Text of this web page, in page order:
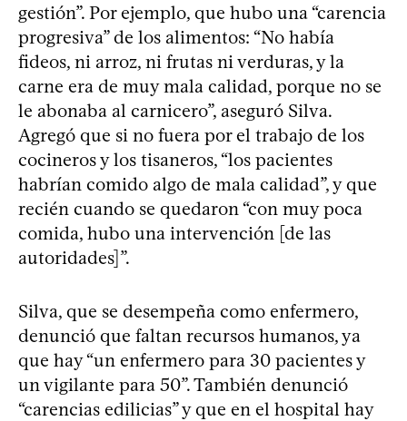
gestión”. Por ejemplo, que hubo una “carencia
progresiva” de los alimentos: “No había
fideos, ni arroz, ni frutas ni verduras, y la
carne era de muy mala calidad, porque no se
le abonaba al carnicero”, aseguró Silva.
Agregó que si no fuera por el trabajo de los
cocineros y los tisaneros, “los pacientes
habrían comido algo de mala calidad”, y que
recién cuando se quedaron “con muy poca
comida, hubo una intervención [de las
autoridades]”.
Silva, que se desempeña como enfermero,
denunció que faltan recursos humanos, ya
que hay “un enfermero para 30 pacientes y
un vigilante para 50”. También denunció
“carencias edilicias” y que en el hospital hay